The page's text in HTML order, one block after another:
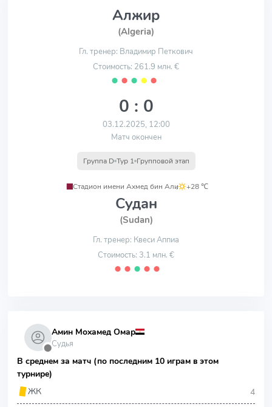
Алжир
(Algeria)
Гл. тренер: Владимир Петкович
Стоимость: 261.9 млн. €
⬤ ⬤ ⬤ ⬤ ⬤
0 : 0
03.12.2025, 12:00
Матч окончен
Группа D Тур 1 Групповой этап
Стадион имени Ахмед бин Али
, +28 ℃
Судан
(Sudan)
Гл. тренер: Квеси Аппиа
Стоимость: 3.1 млн. €
⬤ ⬤ ⬤ ⬤ ⬤
⬤
Амин Мохамед Омар
Судья
В среднем за матч (по последним 10 играм в этом
турнире)
ЖК
4